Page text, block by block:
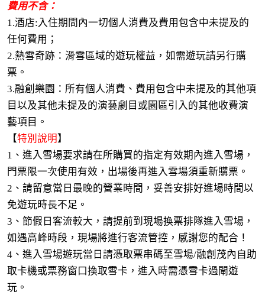
費用不含：
1.酒店:入住期間內一切個人消費及費用包含中未提及的
任何費用；
2.熱雪奇跡：滑雪區域的遊玩權益，如需遊玩請另行購
票。
3.融創樂園：所有個人消費、費用包含中未提及的其他項
目以及其他未提及的演藝劇目或園區引入的其他收費演
藝項目。
【特別說明】
1、進入雪場要求請在所購買的指定有效期內進入雪場，
門票限一次使用有效，出場後再進入雪場須重新購票。
2、請留意當日最晚的營業時間，妥善安排好進場時間以
免遊玩時長不足。
3、節假日客流較大，請提前到現場換票排隊進入雪場，
如遇高峰時段，現場將進行客流管控，感謝您的配合！
4、進入雪場遊玩當日請憑取票串碼至雪場/融創茂內自助
取卡機或票務窗口換取雪卡，進入時需憑雪卡過閘遊
玩。